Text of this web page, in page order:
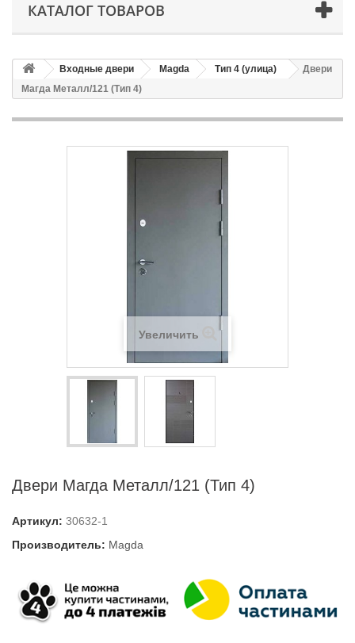
КАТАЛОГ ТОВАРОВ
Входные двери Magda Тип 4 (улица)
Двери
Магда Металл/121 (Тип 4)
Увеличить
Двери Магда Металл/121 (Тип 4)
Артикул: 30632-1
Производитель: Magda